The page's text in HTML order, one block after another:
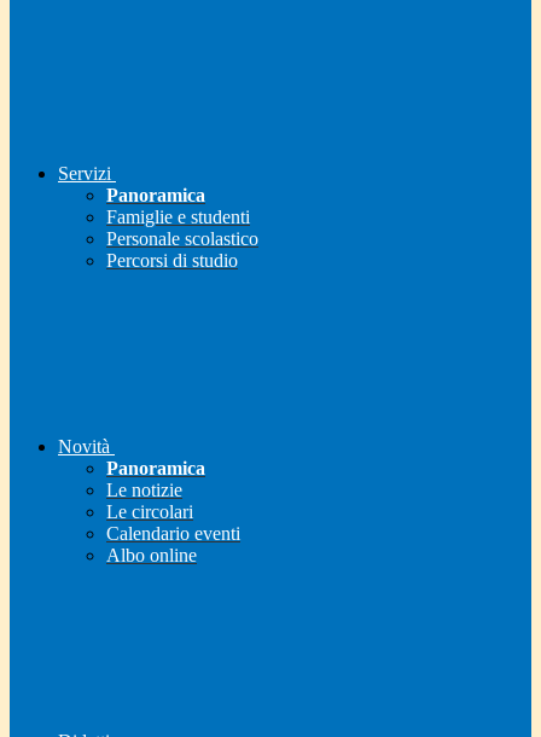
Servizi
Panoramica
Famiglie e studenti
Personale scolastico
Percorsi di studio
Novità
Panoramica
Le notizie
Le circolari
Calendario eventi
Albo online